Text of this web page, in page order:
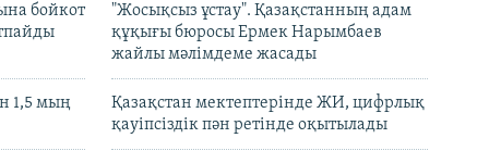
бойкот
"Жосықсыз ұстау". Қазақстанның адам
құқығы бюросы Ермек Нарымбаев
жайлы мәлімдеме жасады
1,5 мың
Қазақстан мектептерінде ЖИ, цифрлық
қауіпсіздік пән ретінде оқытылады